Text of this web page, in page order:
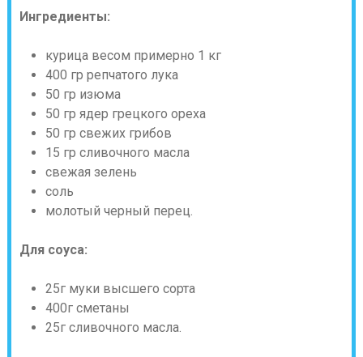
Ингредиенты:
курица весом примерно 1 кг
400 гр репчатого лука
50 гр изюма
50 гр ядер грецкого ореха
50 гр свежих грибов
15 гр сливочного масла
свежая зелень
соль
молотый черный перец.
Для соуса:
25г муки высшего сорта
400г сметаны
25г сливочного масла.